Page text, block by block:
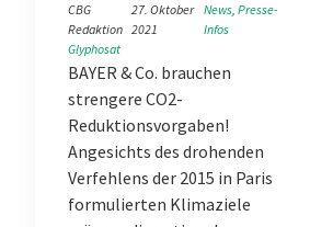
CBG
Redaktion
27. Oktober
2021
News, Presse-
Infos
Glyphosat
BAYER & Co. brauchen
strengere CO2-
Reduktionsvorgaben!
Angesichts des drohenden
Verfehlens der 2015 in Paris
formulierten Klimaziele